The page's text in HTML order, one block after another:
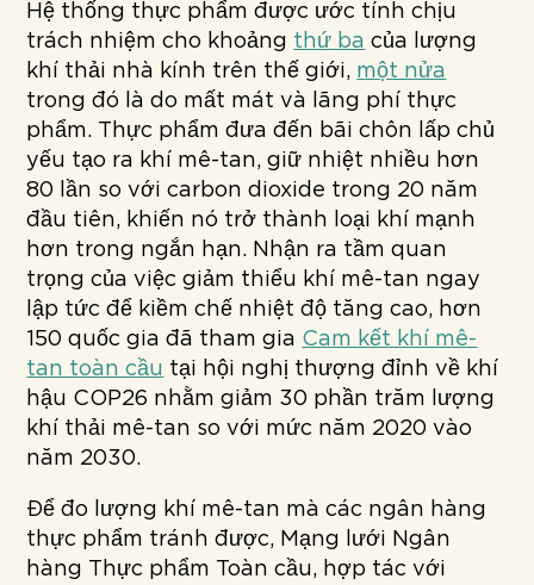
Hệ thống thực phẩm được ước tính chịu
trách nhiệm cho khoảng thứ ba của lượng
khí thải nhà kính trên thế giới, một nửa
trong đó là do mất mát và lãng phí thực
phẩm. Thực phẩm đưa đến bãi chôn lấp chủ
yếu tạo ra khí mê-tan, giữ nhiệt nhiều hơn
80 lần so với carbon dioxide trong 20 năm
đầu tiên, khiến nó trở thành loại khí mạnh
hơn trong ngắn hạn. Nhận ra tầm quan
trọng của việc giảm thiểu khí mê-tan ngay
lập tức để kiềm chế nhiệt độ tăng cao, hơn
150 quốc gia đã tham gia Cam kết khí mê-
tan toàn cầu tại hội nghị thượng đỉnh về khí
hậu COP26 nhằm giảm 30 phần trăm lượng
khí thải mê-tan so với mức năm 2020 vào
năm 2030.
Để đo lượng khí mê-tan mà các ngân hàng
thực phẩm tránh được, Mạng lưới Ngân
hàng Thực phẩm Toàn cầu, hợp tác với